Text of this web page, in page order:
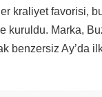
kraliyet favorisi,
kuruldu. Marka,
benzersiz Ay’da